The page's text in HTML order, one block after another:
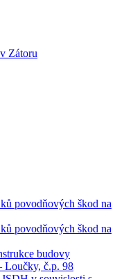
Zátoru
povodňových škod na
povodňových škod na
budovy
Loučky, č.p. 98